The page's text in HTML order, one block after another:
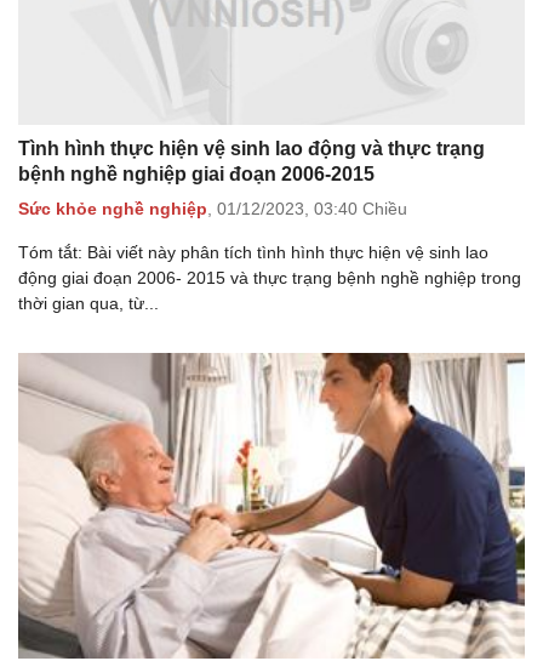
Tình hình thực hiện vệ sinh lao động và thực trạng
bệnh nghề nghiệp giai đoạn 2006-2015
Sức khỏe nghề nghiệp 01/12/2023, 03:40 Chiều
Tóm tắt: Bài viết này phân tích tình hình thực hiện vệ sinh lao
động giai đoạn 2006- 2015 và thực trạng bệnh nghề nghiệp trong
thời gian qua, từ...